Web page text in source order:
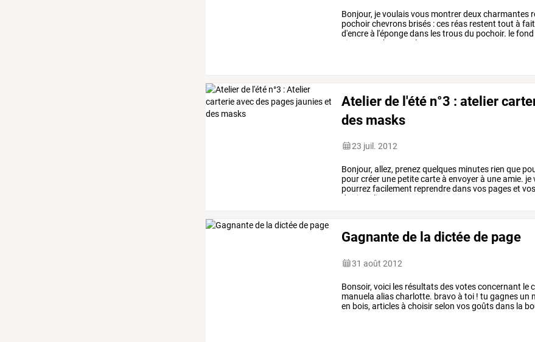
Bonjour, jevoulaisvous montrerdeuxcharmantes
pochoirchevrons brisés :ces réas restent tout à fait
d'encreà l'épongedans lestrousdu pochoir. lefond
viennent
rehausser le
Atelier de l'été n°3 : atelier
des masks
23 juil. 2012
Bonjour, allez, prenezquelques minutes rien que
pourcréer une petitecarteà envoyerà uneamie. je
pourrezfacilement reprendredansvos pageset vos
de
vieux livre
Gagnante de la dictée de page
31 août 2012
Bonsoir, voici les résultats des votes concernant le
manuela alias charlotte. bravo à toi ! tu gagnes un
en bois, articles à choisir selon vos goûts dans la